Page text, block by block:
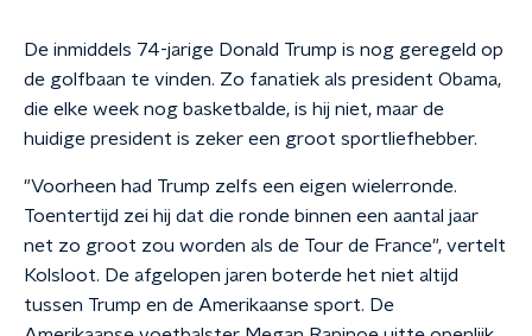
De inmiddels 74-jarige Donald Trump is nog geregeld op
de golfbaan te vinden. Zo fanatiek als president Obama,
die elke week nog basketbalde, is hij niet, maar de
huidige president is zeker een groot sportliefhebber.
"Voorheen had Trump zelfs een eigen wielerronde.
Toentertijd zei hij dat die ronde binnen een aantal jaar
net zo groot zou worden als de Tour de France", vertelt
Kolsloot. De afgelopen jaren boterde het niet altijd
tussen Trump en de Amerikaanse sport. De